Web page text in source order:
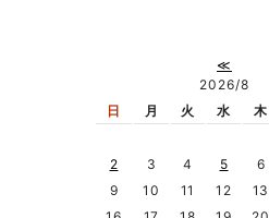
≪
2026/8
日
月 火 水 木
2
3 4 5 6
9
10 11 12 13